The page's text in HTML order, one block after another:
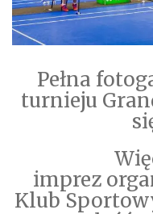
Pełna
turnieju
imprez
Klub